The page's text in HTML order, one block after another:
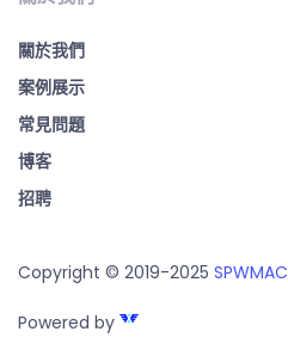
關於我們
案例展示
常見問題
博客
招聘
Copyright © 2019-2025
Powered by